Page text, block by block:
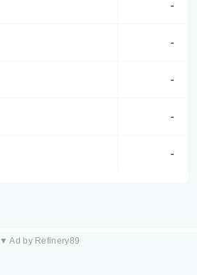
-
-
-
-
-
▼ Ad by Refinery89